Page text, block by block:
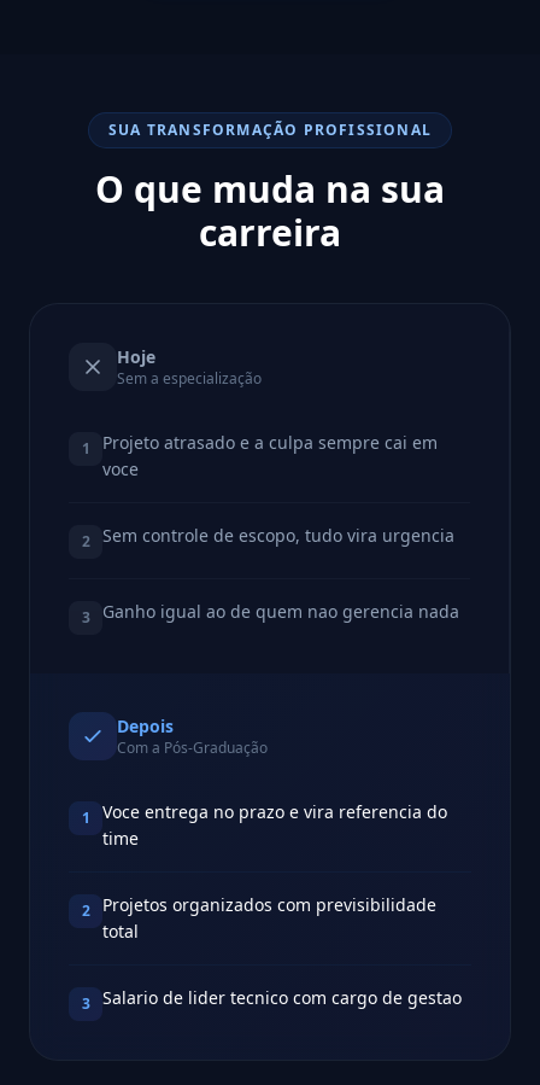
SUA TRANSFORMAÇÃO PROFISSIONAL
O que muda na sua
carreira
Hoje
Sem a especialização
1
Projeto atrasado e a culpa sempre cai em
voce
2 Sem controle de escopo, tudo vira urgencia
3 Ganho igual ao de quem nao gerencia nada
Depois
Com a Pós-Graduação
1
Voce entrega no prazo e vira referencia do
time
2
Projetos organizados com previsibilidade
total
3 Salario de lider tecnico com cargo de gestao